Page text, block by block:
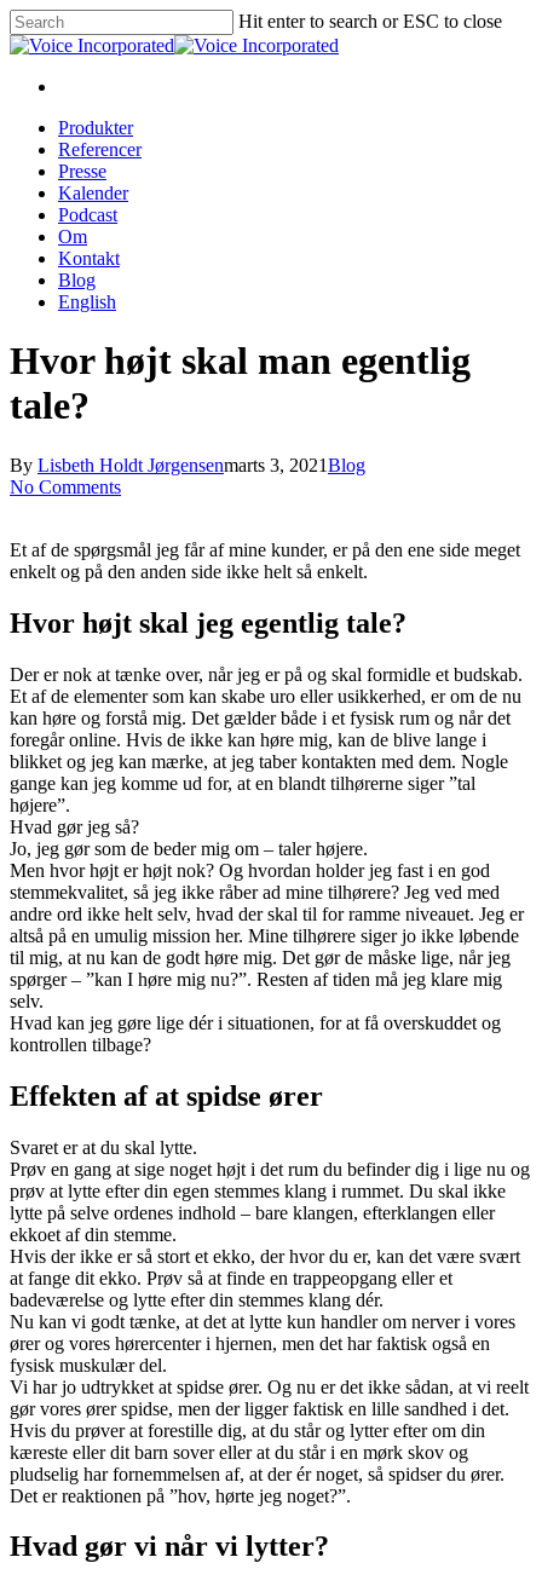
Hit enter to search or ESC to close
Produkter
Referencer
Presse
Kalender
Podcast
Om
Kontakt
Blog
English
Hvor højt skal man egentlig
tale?
By Lisbeth Holdt Jørgensenmarts 3, 2021Blog
No Comments
Et af de spørgsmål jeg får af mine kunder, er på den ene side meget
enkelt og på den anden side ikke helt så enkelt.
Hvor højt skal jeg egentlig tale?
Der er nok at tænke over, når jeg er på og skal formidle et budskab.
Et af de elementer som kan skabe uro eller usikkerhed, er om de nu
kan høre og forstå mig. Det gælder både i et fysisk rum og når det
foregår online. Hvis de ikke kan høre mig, kan de blive lange i
blikket og jeg kan mærke, at jeg taber kontakten med dem. Nogle
gange kan jeg komme ud for, at en blandt tilhørerne siger ”tal
højere”.
Hvad gør jeg så?
Jo, jeg gør som de beder mig om – taler højere.
Men hvor højt er højt nok? Og hvordan holder jeg fast i en god
stemmekvalitet, så jeg ikke råber ad mine tilhørere? Jeg ved med
andre ord ikke helt selv, hvad der skal til for ramme niveauet. Jeg er
altså på en umulig mission her. Mine tilhørere siger jo ikke løbende
til mig, at nu kan de godt høre mig. Det gør de måske lige, når jeg
spørger – ”kan I høre mig nu?”. Resten af tiden må jeg klare mig
selv.
Hvad kan jeg gøre lige dér i situationen, for at få overskuddet og
kontrollen tilbage?
Effekten af at spidse ører
Svaret er at du skal lytte.
Prøv en gang at sige noget højt i det rum du befinder dig i lige nu og
prøv at lytte efter din egen stemmes klang i rummet. Du skal ikke
lytte på selve ordenes indhold – bare klangen, efterklangen eller
ekkoet af din stemme.
Hvis der ikke er så stort et ekko, der hvor du er, kan det være svært
at fange dit ekko. Prøv så at finde en trappeopgang eller et
badeværelse og lytte efter din stemmes klang dér.
Nu kan vi godt tænke, at det at lytte kun handler om nerver i vores
ører og vores hørercenter i hjernen, men det har faktisk også en
fysisk muskulær del.
Vi har jo udtrykket at spidse ører. Og nu er det ikke sådan, at vi reelt
gør vores ører spidse, men der ligger faktisk en lille sandhed i det.
Hvis du prøver at forestille dig, at du står og lytter efter om din
kæreste eller dit barn sover eller at du står i en mørk skov og
pludselig har fornemmelsen af, at der ér noget, så spidser du ører.
Det er reaktionen på ”hov, hørte jeg noget?”.
Hvad gør vi når vi lytter?